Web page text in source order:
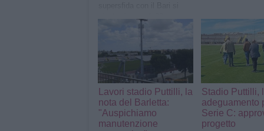
alle ore 21. Contro il
il 26 settembre.
Lavori stadio Puttilli, la
nota del Barletta:
"Auspichiamo
manutenzione
Stadio Puttilli,
adeguamento
Serie C:
progetto